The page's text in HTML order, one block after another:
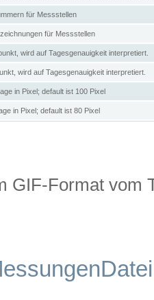
für Messstellen
für Messstellen
wird auf Tagesgenauigkeit interpretiert.
wird auf Tagesgenauigkeit interpretiert.
in Pixel; default ist 100 Pixel
in Pixel; default ist 80 Pixel
GIF-Format vom